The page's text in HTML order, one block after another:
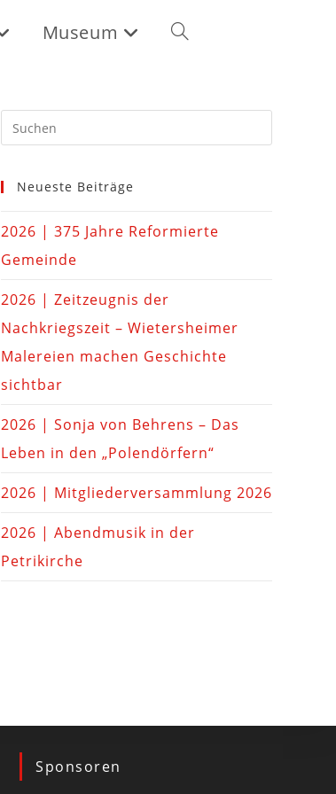
Museum
Neueste Beiträge
2026 | 375 Jahre Reformierte
Gemeinde
2026 | Zeitzeugnis der
Nachkriegszeit – Wietersheimer
Malereien machen Geschichte
sichtbar
2026 | Sonja von Behrens – Das
Leben in den „Polendörfern“
2026 | Mitgliederversammlung 2026
2026 | Abendmusik in der
Petrikirche
Sponsoren